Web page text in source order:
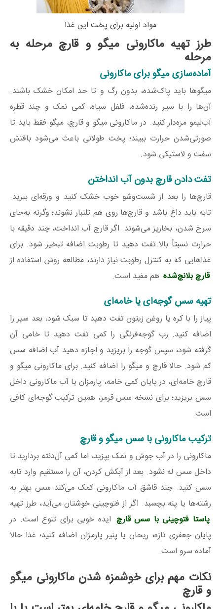
مواد اولیه برای پخت این غذا
طرز تهیه ماکارونی میگو و قارچ مرحله به
مرحله
آماده‌سازی میگو برای ماکارونی
میگوها باید پاک‌شده، بدون رگ و تا حد امکان خشک باشند.
آن‌ها را با سیر رنده‌شده، فلفل سیاه، کمی نمک و چند قطره
آب‌لیمو مزه‌دار کنید. در ماکارونی میگو و قارچ، میگو فقط باید تا
صورتی‌شدن حرارت ببیند؛ پخت طولانی باعث می‌شود بافتش
سفت و لاستیکی شود.
تفت دادن قارچ بدون آب انداختن
قارچ‌ها را بعد از شست‌وشو خوب خشک کنید و ورقه‌ای ببرید.
تابه باید داغ باشد و قارچ‌ها روی هم تلنبار نشوند؛ وگرنه به‌جای
سرخ شدن، بخارپز می‌شوند. اگر قارچ آب انداخت، چند دقیقه با
حرارت نسبتاً بالا تفت دهید تا رطوبت اضافه تبخیر شود. برای
غذاهایی که به کنترل رطوبت نیاز دارند، مطالعه روش استفاده از
قارچ بلانچ‌شده هم مفید است.
تهیه سس گوجه‌ای یا خامه‌ای
پیاز را با کره یا روغن زیتون تفت دهید تا سبک شود، بعد سیر را
اضافه کنید. رب گوجه‌فرنگی را کمی تفت دهید تا خامی آن
گرفته شود، سپس گوجه را بریزید و اجازه دهید آب اضافه سس
کم شود. حالا قارچ و میگو را اضافه کنید. برای ماکارونی میگو و
قارچ خامه‌ای، در پایان کمی خامه، پارمزان یا آب ماکارونی داخل
سس بریزید؛ برای نسخه سس قرمز، همین ترکیب گوجه‌ای کافی
است.
ترکیب ماکارونی با سس میگو و قارچ
ماکارونی را در آب جوش و نمک بپزید، اما کمی آل‌دنته بردارید تا
داخل سس له نشود. بعد از آبکش کردن، آن را مستقیم وارد تابه
سس کنید. چند قاشق آب ماکارونی کمک می‌کند سس بهتر به
رشته‌ها یا پنه بچسبد. اگر از فتوچینی خوشتان می‌آید، طرز تهیه
پاستا فتوچینی با سس قارچ ایده خوبی برای تنوع است. در
پایان جعفری تازه، ریحان یا پنیر پارمزان اضافه کنید؛ غذا حالا
آماده سرو است.
نکات مهم برای خوشمزه شدن ماکارونی میگو
و قارچ